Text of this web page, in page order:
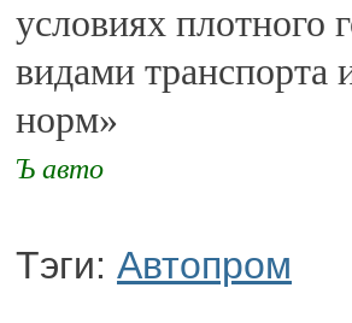
условиях плотного
видами транспорта
норм»
Ъ авто
Тэги: Автопром